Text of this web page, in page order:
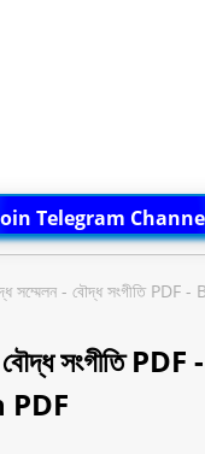
Telegram
সম্মেলন - বৌদ্ধ সংগীতি PDF
বৌদ্ধ সংগীতি